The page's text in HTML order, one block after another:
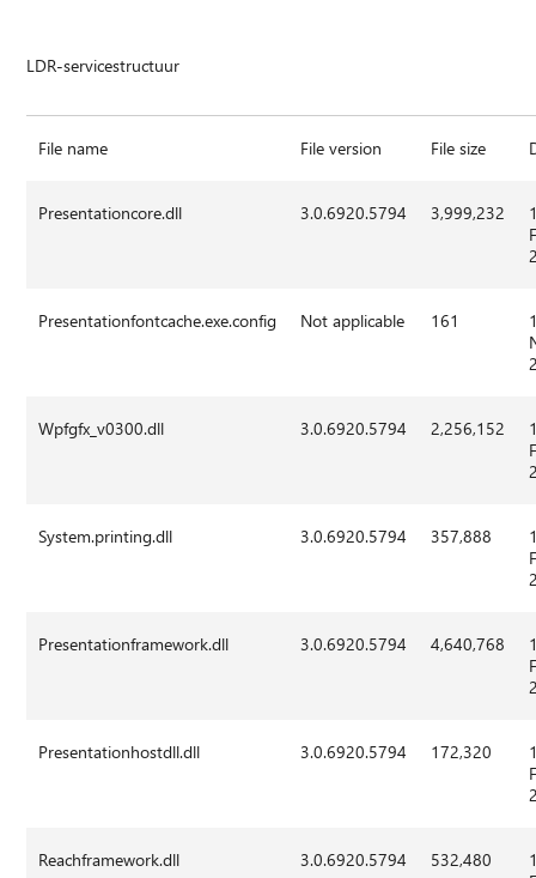
LDR-servicestructuur
File name File version File size
Presentationcore.dll 3.0.6920.5794 3,999,232
Presentationfontcache.exe.config Not applicable 161
Wpfgfx_v0300.dll 3.0.6920.5794 2,256,152
System.printing.dll 3.0.6920.5794 357,888
Presentationframework.dll 3.0.6920.5794 4,640,768
Presentationhostdll.dll 3.0.6920.5794 172,320
Reachframework.dll 3.0.6920.5794 532,480